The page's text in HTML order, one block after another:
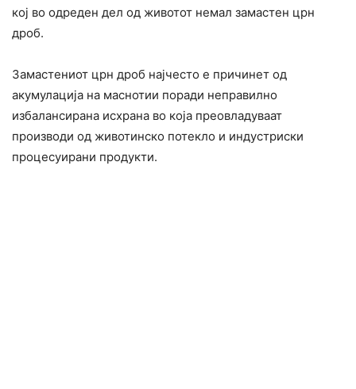
кој во одреден дел од животот немал замacтен црн
дроб.
Замacтениот црн дроб најчесто е причинет од
акyмулација на мacнотии поради неправилно
избалансирана исхрана во која преовладуваат
производи од животинско потекло и индустриски
процеcyирани продукти.